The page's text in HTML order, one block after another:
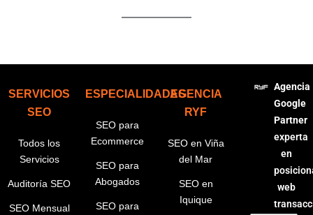
SERVICIOS
SEO
Todos los
Servicios
Auditoría SEO
SEO Mensual
ESPECIALIDADES
SEO para
Ecommerce
SEO para
Abogados
SEO para
AGENCIA
RYF
SEO en Viña
del Mar
SEO en
Iquique
Agencia
Google
Partner
experta
en
web